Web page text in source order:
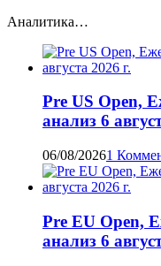
Аналитика…
Pre US Open,
анализ 6
06/08/20261
Pre EU Open,
анализ 6